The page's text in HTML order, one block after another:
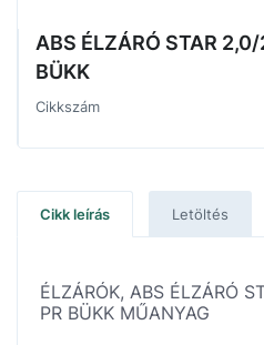
ABS ÉLZÁRÓ STAR
BÜKK
Cikkszám
Cikk leírás Letöltés
ÉLZÁRÓK, ABS ÉLZÁRÓ
PR BÜKK MŰANYAG